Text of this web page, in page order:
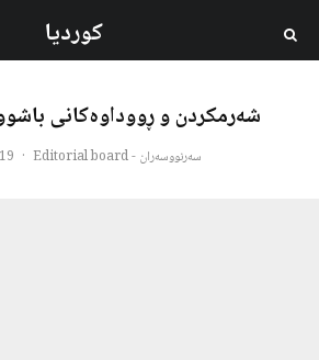
کوردیا
شەرمکردن و ڕووداوەکانی
سەرنووسەران - Editorial board ·